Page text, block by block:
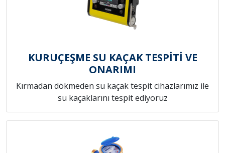
KURUÇEŞME SU KAÇAK TESPİTİ VE
ONARIMI
Kırmadan dökmeden su kaçak tespit cihazlarımız ile
su kaçaklarını tespit ediyoruz